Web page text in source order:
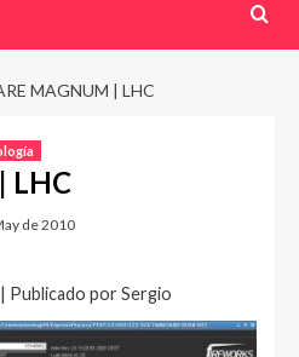
MAGNUM | LHC
LHC
de 2010
Publicado por Sergio